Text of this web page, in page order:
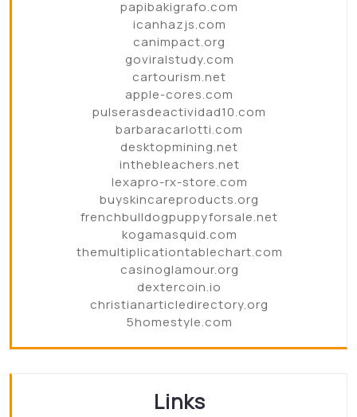
papibakigrafo.com
icanhazjs.com
canimpact.org
goviralstudy.com
cartourism.net
apple-cores.com
pulserasdeactividad10.com
barbaracarlotti.com
desktopmining.net
inthebleachers.net
lexapro-rx-store.com
buyskincareproducts.org
frenchbulldogpuppyforsale.net
kogamasquid.com
themultiplicationtablechart.com
casinoglamour.org
dextercoin.io
christianarticledirectory.org
5homestyle.com
Links